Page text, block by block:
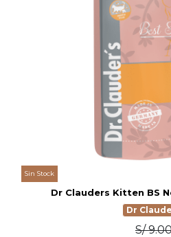
Sin Stock
Dr Clauders Kitten BS
Dr
S/